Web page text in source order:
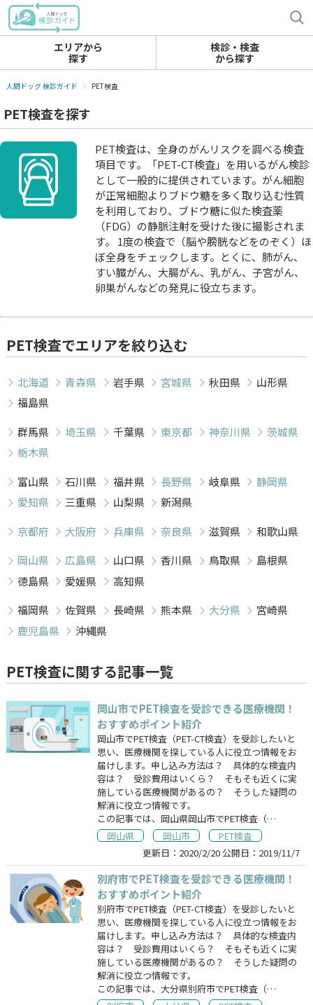
エリアから
探す
検診・検査
から探す
人間ドッグ 検診ガイド PET検査
PET検査を探す
PET検査は、全身のがんリスクを調べる検査
項目です。「PET-CT検査」を用いるがん検診
として一般的に提供されています。がん細胞
が正常細胞よりブドウ糖を多く取り込む性質
を利用しており、ブドウ糖に似た検査薬
（FDG）の静脈注射を受けた後に撮影されま
す。 1度の検査で（脳や膀胱などをのぞく）ほ
ぼ全身をチェックします。とくに、肺がん、
すい臓がん、大腸がん、乳がん、子宮がん、
卵巣がんなどの発見に役立ちます。
PET検査でエリアを絞り込む
北海道 青森県 岩手県 宮城県 秋田県
山形県
福島県
群馬県
埼玉県 千葉県 東京都 神奈川県
茨城県
栃木県
富山県
石川県 福井県 長野県 岐阜県
静岡県
愛知県
三重県 山梨県
新潟県
京都府
大阪府 兵庫県 奈良県 滋賀県
和歌山県
岡山県
広島県 山口県 香川県 鳥取県
島根県
徳島県
愛媛県
高知県
福岡県
佐賀県 長崎県 熊本県 大分県
宮崎県
鹿児島県
沖縄県
PET検査に関する記事一覧
岡山市でPET検査を受診できる医療機関！
おすすめポイント紹介
岡山市でPET検査（PET-CT検査）を受診したいと
思い、医療機関を探している人に役立つ情報をお
届けします。申し込み方法は？ 具体的な検査内
容は？ 受診費用はいくら？ そもそも近くに実
施している医療機関があるの？ そうした疑問の
解消に役立つ情報です。
この記事では、岡山県岡山市でPET検査（…
岡山県
岡山市
PET検査
更新日： 2020/2/20 公開日： 2019/11/7
別府市でPET検査を受診できる医療機関！
おすすめポイント紹介
別府市でPET検査（PET-CT検査）を受診したいと
思い、医療機関を探している人に役立つ情報をお
届けします。申し込み方法は？ 具体的な検査内
容は？ 受診費用はいくら？ そもそも近くに実
施している医療機関があるの？ そうした疑問の
解消に役立つ情報です。
この記事では、大分県別府市でPET検査（…